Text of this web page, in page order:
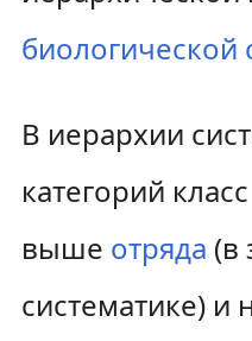
биологической
В иерархии
категорий
выше отряда (в
систематике) и